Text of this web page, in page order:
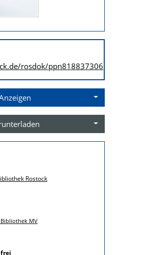
rosdok/ppn818837306
Rostock
MV